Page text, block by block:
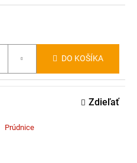
DO KOŠÍKA
Prúdnice
Zdieľať